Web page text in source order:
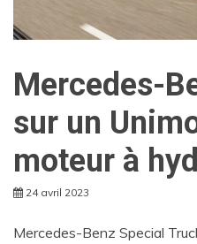
Mercedes-
sur un
moteur à
24 avril 2023
Mercedes-Benz Special